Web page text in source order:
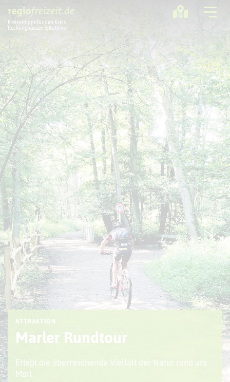
Freizeittipps für den Kreis
Recklinghausen & Bottrop
Ausflugstipps
Sport + Bewegung
Aktuelles
Freizeitregion
ATTRAKTION
Marler Rundtour
Erlebt die überraschende Vielfalt der Natur rund um
Marl